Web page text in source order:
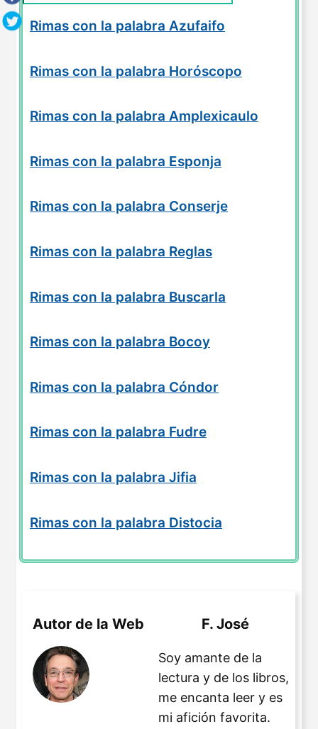
Rimas con la palabra Azufaifo
Rimas con la palabra Horóscopo
Rimas con la palabra Amplexicaulo
Rimas con la palabra Esponja
Rimas con la palabra Conserje
Rimas con la palabra Reglas
Rimas con la palabra Buscarla
Rimas con la palabra Bocoy
Rimas con la palabra Cóndor
Rimas con la palabra Fudre
Rimas con la palabra Jifia
Rimas con la palabra Distocia
Autor de la Web F. José
Soy amante de la
lectura y de los libros,
me encanta leer y es
mi afición favorita.